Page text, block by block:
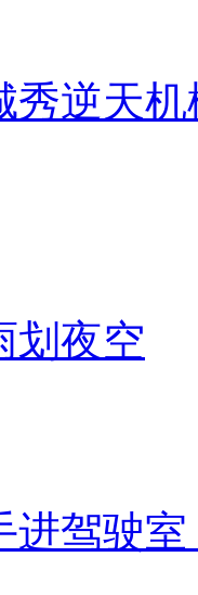
秀逆天机
划夜空
进驾驶